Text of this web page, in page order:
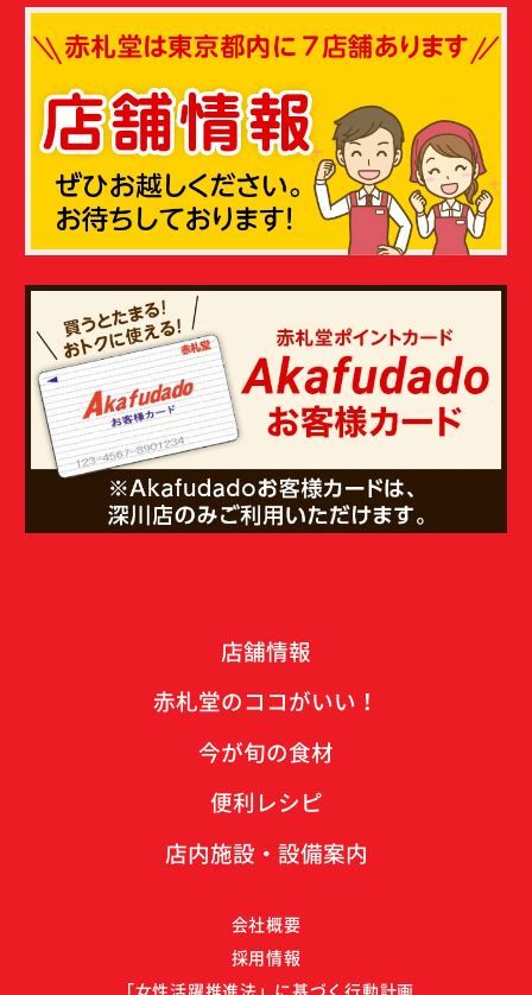
店舗情報
赤札堂のココがいい！
今が旬の食材
便利レシピ
店内施設・設備案内
会社概要
採用情報
「女性活躍推進法」に基づく行動計画